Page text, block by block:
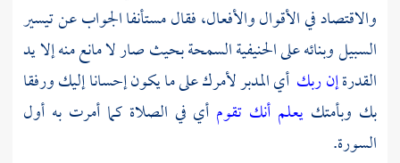
والاقتصاد في الأقوال والأفعال، فقال مستأنفا الجواب عن تيسير
السبيل وبنائه على الحنيفية السمحة بحيث صار لا مانع منه إلا يد
القدرةإن ربك أي المدبر لأمرك على ما يكون إحسانا إليك ورفقا
بك وبأمتك يعلم أنك تقوم أي في الصلاة كما أمرت به أول
السورة.